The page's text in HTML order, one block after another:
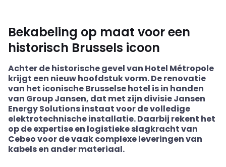
Bekabeling op maat voor een
historisch Brussels icoon
Achter de historische gevel van Hotel Métropole
krijgt een nieuw hoofdstuk vorm. De renovatie
van het iconische Brusselse hotel is in handen
van Group Jansen, dat met zijn divisie Jansen
Energy Solutions instaat voor de volledige
elektrotechnische installatie. Daarbij rekent het
op de expertise en logistieke slagkracht van
Cebeovoor de vaak complexe leveringen van
kabels en ander materiaal.